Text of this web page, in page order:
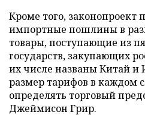
Кроме того, законопроект
импортные пошлины в
товары, поступающие из
государств, закупающих
их числе названы Китай
размер тарифов в каждом
определять торговый
Джеймисон Грир.